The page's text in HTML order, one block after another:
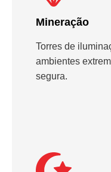
Mineração
Torres de
ambientes
segura.